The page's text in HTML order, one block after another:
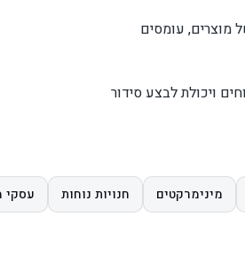
מוצרים, עומסים
ויכולת לבצע סידור
מינימרקטים חנויות נוחות עסקי